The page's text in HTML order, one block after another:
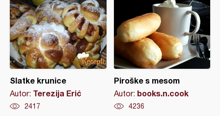
Slatke krunice
Autor: Terezija Erić
2417
Piroške s mesom
Autor: books.n.cook
4236